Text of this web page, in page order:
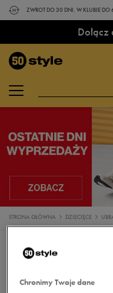
ZWROT DO 30 DNI. W KLUBIE DO
STRONA GŁÓWNA DZIECIĘCE
KOSZULKI
Chronimy Twoje dane